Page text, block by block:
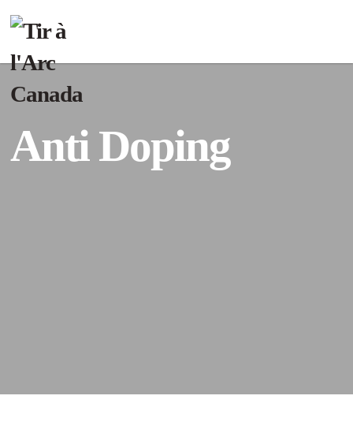
Anti Doping